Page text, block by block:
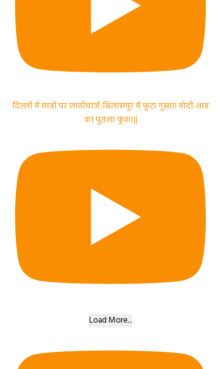
दिल्ली में छात्रों पर लाठीचार्ज..बिलासपुर में फूटा गुस्सा! मोदी-शाह
का पुतला फूंका||
Load More...